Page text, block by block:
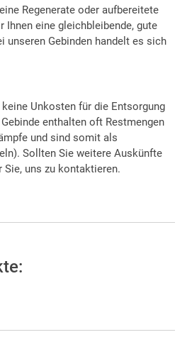
Regenerate oder aufbereitete
Ihnen eine gleichbleibende, gute
unseren Gebinden handelt es sich
Unkosten für die Entsorgung
enthalten oft Restmengen
und sind somit als
Sollten Sie weitere Auskünfte
uns zu kontaktieren.